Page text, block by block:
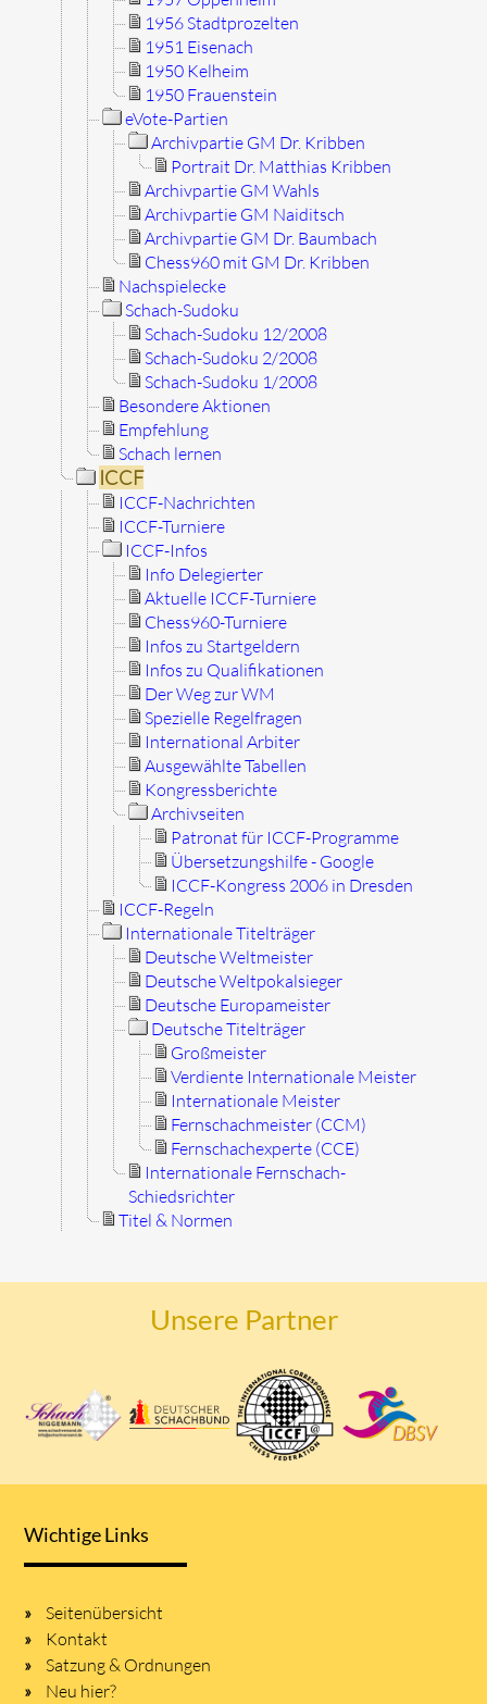
1956 Stadtprozelten
1951 Eisenach
1950 Kelheim
1950 Frauenstein
eVote-Partien
Archivpartie GM Dr. Kribben
Portrait Dr. Matthias Kribben
Archivpartie GM Wahls
Archivpartie GM Naiditsch
Archivpartie GM Dr. Baumbach
Chess960 mit GM Dr. Kribben
Nachspielecke
Schach-Sudoku
Schach-Sudoku 12/2008
Schach-Sudoku 2/2008
Schach-Sudoku 1/2008
Besondere Aktionen
Empfehlung
Schach lernen
ICCF
ICCF-Nachrichten
ICCF-Turniere
ICCF-Infos
Info Delegierter
Aktuelle ICCF-Turniere
Chess960-Turniere
Infos zu Startgeldern
Infos zu Qualifikationen
Der Weg zur WM
Spezielle Regelfragen
International Arbiter
Ausgewählte Tabellen
Kongressberichte
Archivseiten
Patronat für ICCF-Programme
Übersetzungshilfe - Google
ICCF-Kongress 2006 in Dresden
ICCF-Regeln
Internationale Titelträger
Deutsche Weltmeister
Deutsche Weltpokalsieger
Deutsche Europameister
Deutsche Titelträger
Großmeister
Verdiente Internationale Meister
Internationale Meister
Fernschachmeister (CCM)
Fernschachexperte (CCE)
Internationale Fernschach-
Schiedsrichter
Titel & Normen
Unsere Partner
Wichtige Links
Seitenübersicht
Kontakt
Satzung & Ordnungen
Neu hier?